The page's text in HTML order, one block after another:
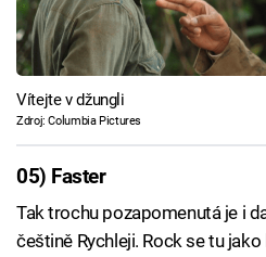
Vítejte v džungli
Zdroj: Columbia Pictures
05) Faster
Tak trochu pozapomenutá je i
češtině Rychleji. Rock se tu